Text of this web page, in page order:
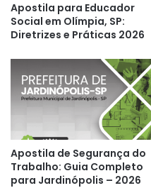
Apostila para Educador
Social em Olímpia, SP:
Diretrizes e Práticas 2026
Apostila de Segurança do
Trabalho: Guia Completo
para Jardinópolis – 2026